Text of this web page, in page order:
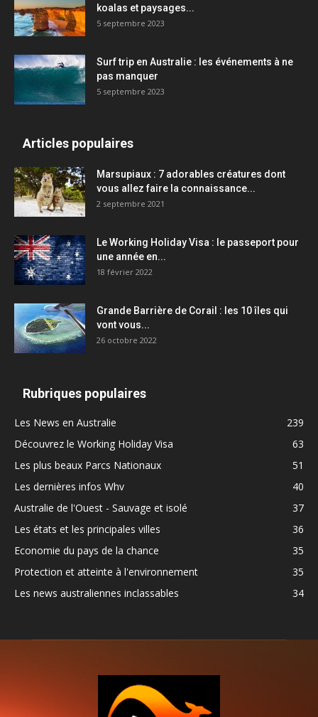
koalas et paysages...
5 septembre 2023
Surf trip en Australie : les événements à ne
pas manquer
5 septembre 2023
Articles populaires
Marsupiaux : 7 adorables créatures dont
vous allez faire la connaissance...
2 septembre 2021
Le Working Holiday Visa : le passeport pour
une année en...
18 février 2022
Grande Barrière de Corail : les 10 îles qui
vont vous...
26 octobre 2022
Rubriques populaires
Les News en Australie
239
Découvrez le Working Holiday Visa
63
Les plus beaux Parcs Nationaux
51
Les dernières infos Whv
40
Australie de l'Ouest - Sauvage et isolé
37
Les états et les principales villes
36
Economie du pays de la chance
35
Protection et atteinte à l'environnement
35
Les news australiennes inclassables
34